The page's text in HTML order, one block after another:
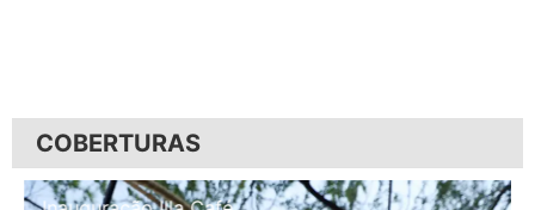
COBERTURAS